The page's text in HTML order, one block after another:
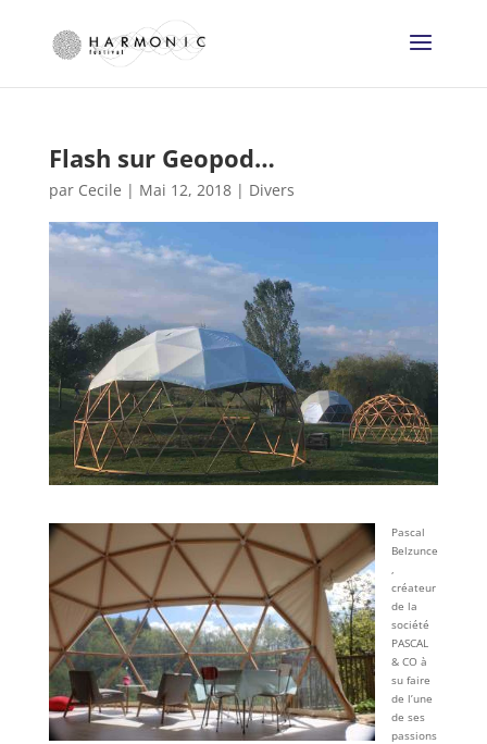
Flash sur Geopod…
par Cecile | Mai 12, 2018| Divers
Pascal
Belzunce
,
créateur
de la
société
PASCAL
& CO à
su faire
de l’une
de ses
passions